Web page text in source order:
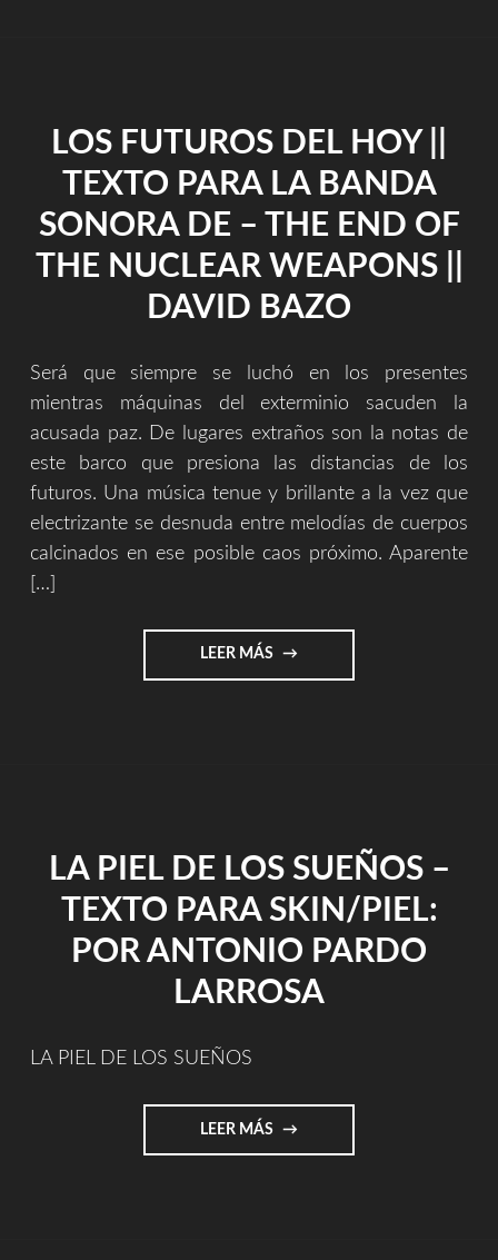
LOS FUTUROS DEL HOY ||
TEXTO PARA LA BANDA
SONORA DE – THE END OF
THE NUCLEAR WEAPONS ||
DAVID BAZO
Será que siempre se luchó en los presentes
mientras máquinas del exterminio sacuden la
acusada paz. De lugares extraños son la notas de
este barco que presiona las distancias de los
futuros. Una música tenue y brillante a la vez que
electrizante se desnuda entre melodías de cuerpos
calcinados en ese posible caos próximo. Aparente
[…]
LEER MÁS "LOS
FUTUROS
SONORA
–
END
OF
THE
LA PIEL DE LOS SUEÑOS –
TEXTO PARA SKIN/PIEL:
POR ANTONIO PARDO
LARROSA
LA PIEL DE LOS SUEÑOS
LEER MÁS "LA
PIEL